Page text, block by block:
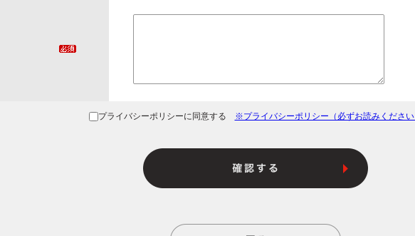
プライバシーポリシーに同意する ※プライバシーポリシー（必ずお読みくださ